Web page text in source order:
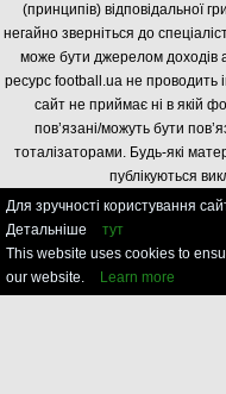
(принципів) відповідальної
негайно зверніться до
може бути джерелом доходів
ресурс football.ua не проводить
сайт не приймає ні в якій
пов’язані/можуть бути
тоталізаторами. Будь-які
публікуються
Для зручності користування
Детальніше
тут
This website uses cookies to
our website.
Learn more